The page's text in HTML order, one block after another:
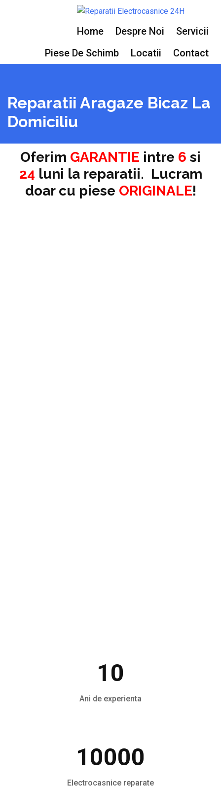
Home Despre Noi
Servicii
Piese De Schimb
Locatii Contact
Reparatii Aragaze Bicaz La
Domiciliu
Oferim GARANTIE intre 6 si
24 luni la reparatii. Lucram
doar cu piese ORIGINALE!
10
Ani de experienta
10000
Electrocasnice reparate